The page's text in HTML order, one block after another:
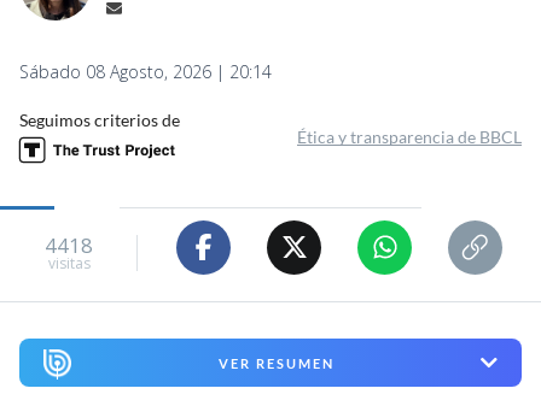
Sábado 08 Agosto, 2026 | 20:14
Seguimos criterios de
Ética y transparencia de BBCL
4418
visitas
VER RESUMEN